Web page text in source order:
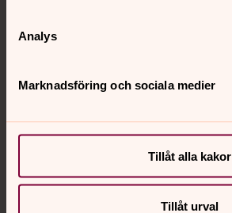
Analys
Marknadsföring och sociala medier
Tillåt alla kakor
Tillåt urval
Kalender
Hitta snabbt